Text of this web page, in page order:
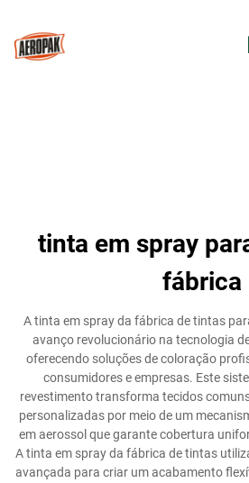
tinta em spray
fábrica
A tinta em spray da fábrica de tintas
avanço revolucionário na tecnologia
oferecendo soluções de coloração
consumidores e empresas. Este
revestimento transforma tecidos
personalizadas por meio de um
em aerossol que garante cobertura
A tinta em spray da fábrica de tintas
avançada para criar um acabamento